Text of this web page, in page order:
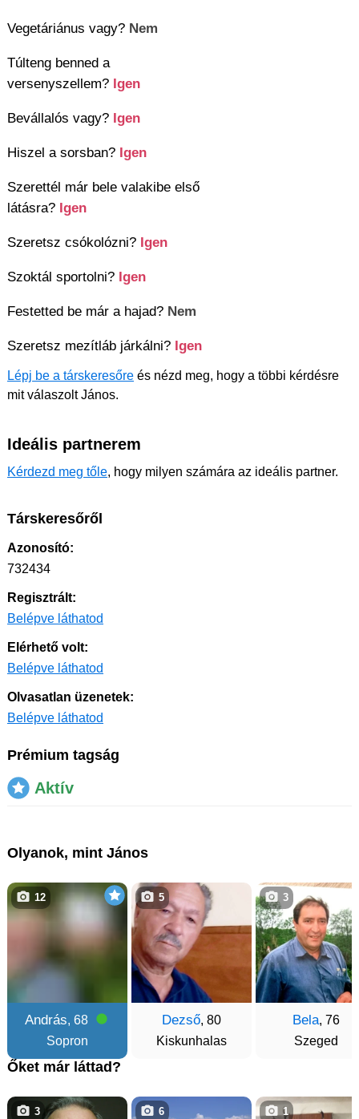
Vegetáriánus vagy? Nem
Túlteng benned a
versenyszellem? Igen
Bevállalós vagy? Igen
Hiszel a sorsban? Igen
Szerettél már bele valakibe első
látásra? Igen
Szeretsz csókolózni? Igen
Szoktál sportolni? Igen
Festetted be már a hajad? Nem
Szeretsz mezítláb járkálni? Igen
Lépj be a társkeresőre és nézd meg, hogy a többi kérdésre
mit válaszolt János.
Ideális partnerem
Kérdezd meg tőle, hogy milyen számára az ideális partner.
Társkeresőről
Azonosító:
732434
Regisztrált:
Belépve láthatod
Elérhető volt:
Belépve láthatod
Olvasatlan üzenetek:
Belépve láthatod
Prémium tagság
Aktív
Olyanok, mint János
András, 68
Sopron
12
Dezső, 80
Kiskunhalas
5
Bela, 76
Szeged
3
Őket már láttad?
3 6 1